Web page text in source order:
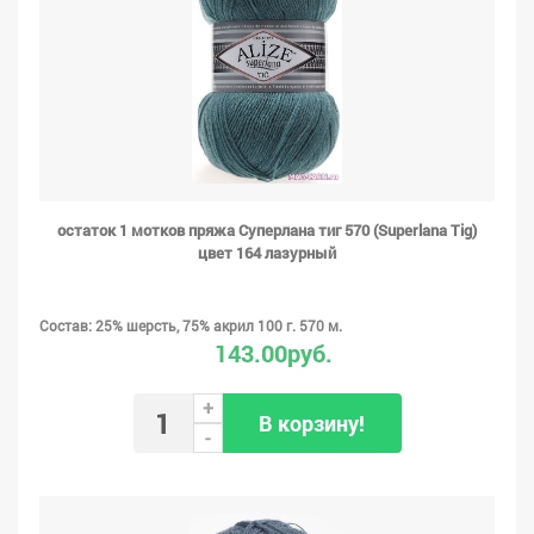
остаток 1 мотков пряжа Суперлана тиг 570 (Superlana Tig)
цвет 164 лазурный
Состав: 25% шерсть, 75% акрил 100 г. 570 м.
143.00руб.
+
-
В корзину!